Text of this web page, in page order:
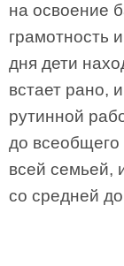
на освоение
грамотность
дня дети
встает рано,
рутинной
до
всей семьей,
со средней